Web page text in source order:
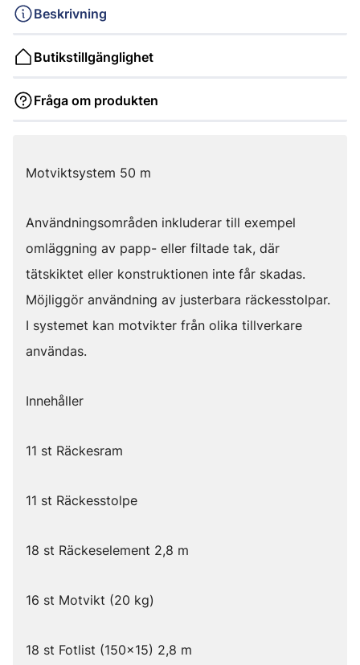
Beskrivning
Butikstillgänglighet
Fråga om produkten
Motviktsystem 50 m
Användningsområden inkluderar till exempel
omläggning av papp- eller filtade tak, där
tätskiktet eller konstruktionen inte får skadas.
Möjliggör användning av justerbara räckesstolpar.
I systemet kan motvikter från olika tillverkare
användas.
Innehåller
11 st Räckesram
11 st Räckesstolpe
18 st Räckeselement 2,8 m
16 st Motvikt (20 kg)
18 st Fotlist (150x15) 2,8 m